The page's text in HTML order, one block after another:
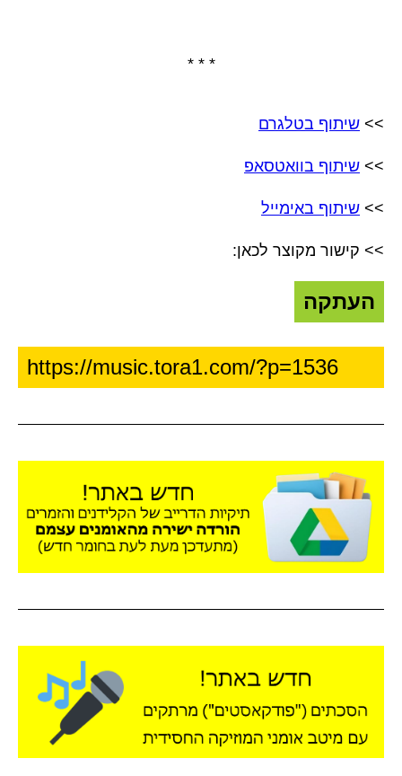
* * *
>> שיתוף בטלגרם
>> שיתוף בוואטסאפ
>> שיתוף באימייל
>> קישור מקוצר לכאן:
העתקה